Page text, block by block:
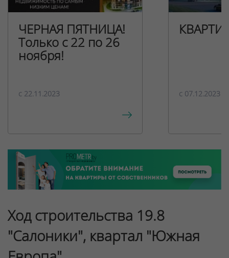
ЧЕРНАЯ ПЯТНИЦА!
Только с 22 по 26
ноября!
c 22.11.2023 c 07.12.2023
Ход строительства 19.8
"Салоники", квартал "Южная